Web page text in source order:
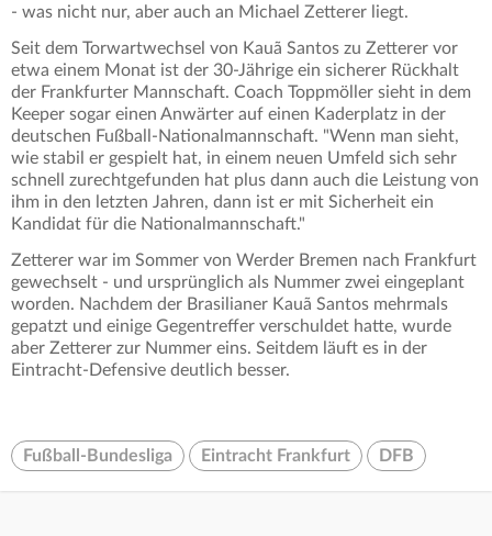
- was nicht nur, aber auch an Michael Zetterer liegt.
Seit dem Torwartwechsel von Kauã Santos zu Zetterer vor
etwa einem Monat ist der 30-Jährige ein sicherer Rückhalt
der Frankfurter Mannschaft. Coach Toppmöller sieht in dem
Keeper sogar einen Anwärter auf einen Kaderplatz in der
deutschen Fußball-Nationalmannschaft. "Wenn man sieht,
wie stabil er gespielt hat, in einem neuen Umfeld sich sehr
schnell zurechtgefunden hat plus dann auch die Leistung von
ihm in den letzten Jahren, dann ist er mit Sicherheit ein
Kandidat für die Nationalmannschaft."
Zetterer war im Sommer von Werder Bremen nach Frankfurt
gewechselt - und ursprünglich als Nummer zwei eingeplant
worden. Nachdem der Brasilianer Kauã Santos mehrmals
gepatzt und einige Gegentreffer verschuldet hatte, wurde
aber Zetterer zur Nummer eins. Seitdem läuft es in der
Eintracht-Defensive deutlich besser.
Fußball-Bundesliga Eintracht Frankfurt DFB